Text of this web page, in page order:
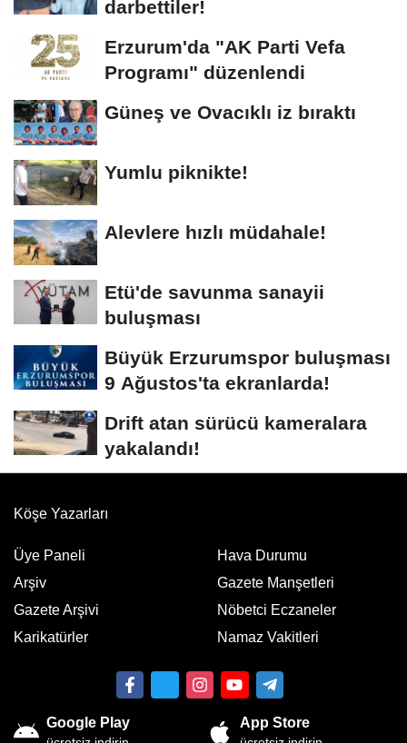
darbettiler!
Erzurum'da "AK Parti Vefa
Programı" düzenlendi
Güneş ve Ovacıklı iz bıraktı
Yumlu piknikte!
Alevlere hızlı müdahale!
Etü'de savunma sanayii
buluşması
Büyük Erzurumspor buluşması
9 Ağustos'ta ekranlarda!
Drift atan sürücü kameralara
yakalandı!
Köşe Yazarları
Üye Paneli
Arşiv
Gazete Arşivi
Karikatürler
Hava Durumu
Gazete Manşetleri
Nöbetci Eczaneler
Namaz Vakitleri
Google Play App Store